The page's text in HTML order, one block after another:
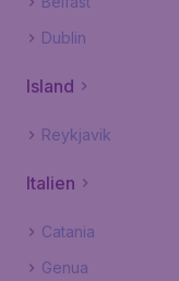
Dublin
Island
Reykjavik
Italien
Catania
Genua